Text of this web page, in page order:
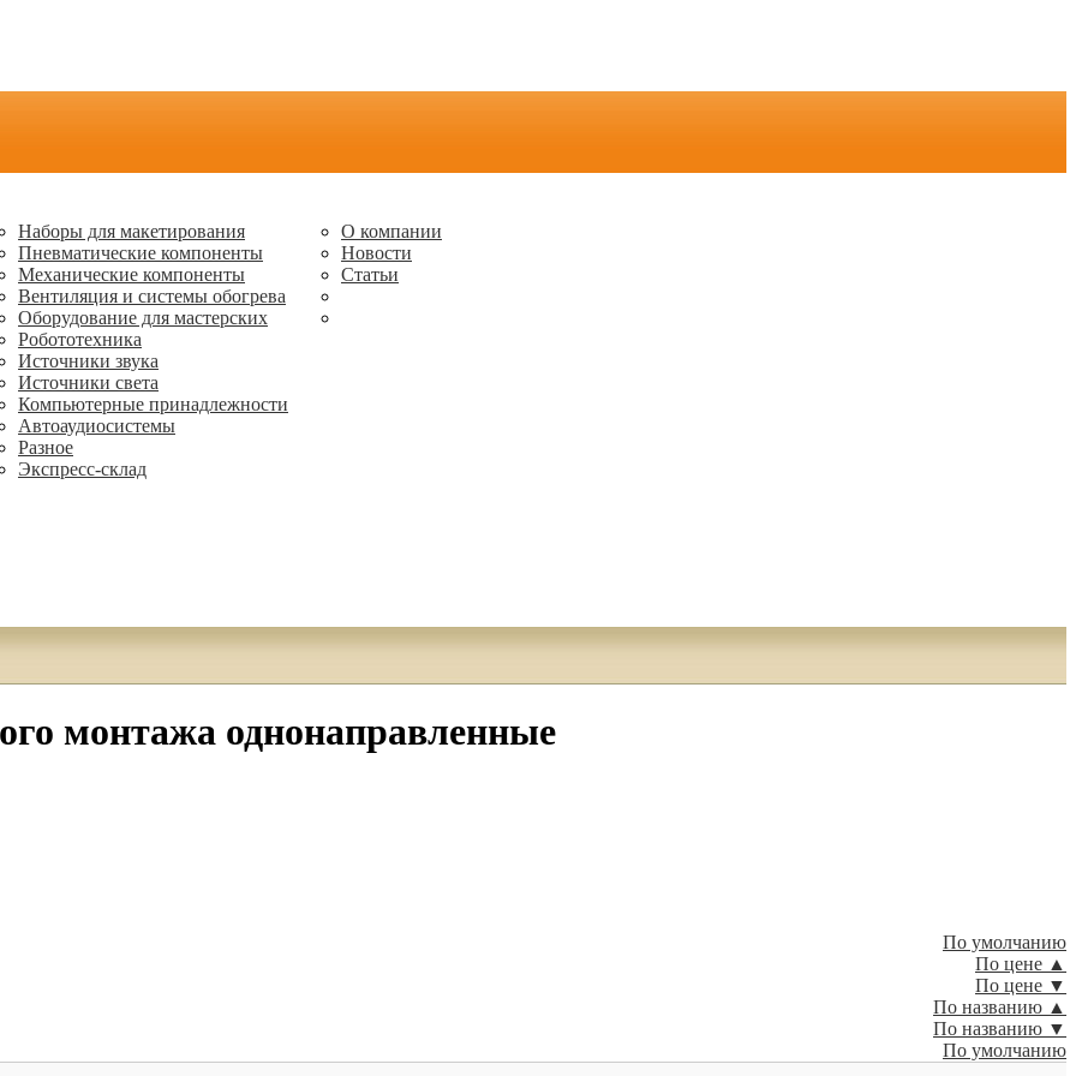
Наборы для макетирования
Пневматические компоненты
Механические компоненты
Вентиляция и системы обогрева
Оборудование для мастерских
Робототехника
Источники звука
Источники света
Компьютерные принадлежности
Автоаудиосистемы
Разное
Экспресс-склад
О компании
Новости
Статьи
монтажа однонаправленные
По умолчанию
По цене ▲
По цене ▼
По названию ▲
По названию ▼
По умолчанию